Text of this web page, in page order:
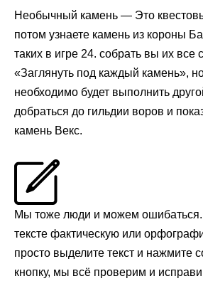
Необычный камень — Это
потом узнаете камень из короны
таких в игре 24. собрать вы их все
«Заглянуть под каждый камень»,
необходимо будет выполнить
добраться до гильдии воров и
камень Векс.
Мы тоже люди и можем
тексте фактическую или
просто выделите текст и нажмите
кнопку, мы всё проверим и